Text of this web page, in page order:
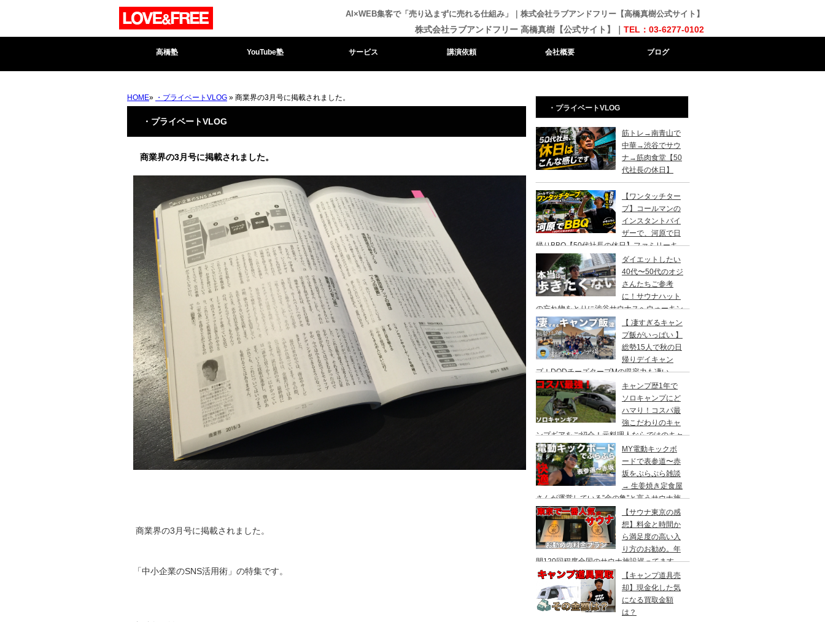
AI×WEB集客で「売り込まずに売れる仕組み」｜株式会社ラブアンドフリー【高橋真樹公式サイト】
株式会社ラブアンドフリー 高橋真樹【公式サイト】｜ TEL：03-6277-0102
高橋塾 YouTube塾 サービス 講演依頼 会社概要 ブログ
HOME» ・プライベートVLOG » 商業界の3月号に掲載されました。
・プライベートVLOG
商業界の3月号に掲載されました。
商業界の3月号に掲載されました。
「中小企業のSNS活用術」の特集です。
・プライベートVLOG
筋トレ→南青山で
中華→渋谷でサウ
ナ→筋肉食堂【50
代社長の休日】
【ワンタッチター
プ】コールマンの
インスタントバイ
ザーで、河原で日
帰りBBQ【50代社長の休日】ファミリーキ
ャンプ初心者さんは、まずこのスタイルでデ
イキャンプがおすすめです。
ダイエットしたい
40代〜50代のオジ
さんたちご参考
に！サウナハット
の忘れ物をとりに渋谷サウナスへウォーキン
グ→ ランチはカレー食べに六本木のCoCo壱
番屋へ
【 凄すぎるキャン
プ飯がいっぱい 】
総勢15人で秋の日
帰りデイキャン
プ！DODチーズタープMの収容力も凄い。
都内のキャンプ場”秋川橋河川公園バーベキ
ューランド”
キャンプ歴1年で
ソロキャンプにど
ハマり！コスパ最
強こだわりのキャ
ンプギアをご紹介！元料理人ならではのキャ
ンプ飯も堪能。今回は、千葉県一番星キャン
プ場で雨キャンプでソログルキャンプ。
MY電動キックボ
ードで表参道〜赤
坂をぷらぷら雑談
→ 生姜焼き定食屋
さんが運営している”金の亀”と言うサウナ施
設へ行ってきました。
【サウナ東京の感
想】料金と時間か
ら満足度の高い入
り方のお勧め。年
間120回程度全国のサウナ施設巡ってます。
【キャンプ道具売
却】現金化した気
になる買取金額
は？